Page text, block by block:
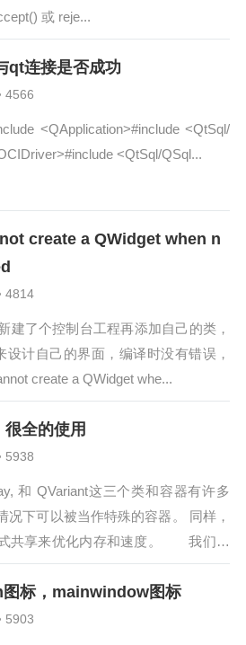
或 reje...
qt连接是否成功
4566
<QApplication>#include <QtSql/
<QtSql/QSql...
create a QWidget when n
4814
了个控制台工程再添加自己的类，
设计自己的界面，编译时没有错误，
create a QWidget whe...
很全的使用
5938
和 QVariant这三个类和容器有许多
况下可以被当作特殊的容器。 同样，
共享来优化内存和速度。 我们将
标，mainwindow图标
5903